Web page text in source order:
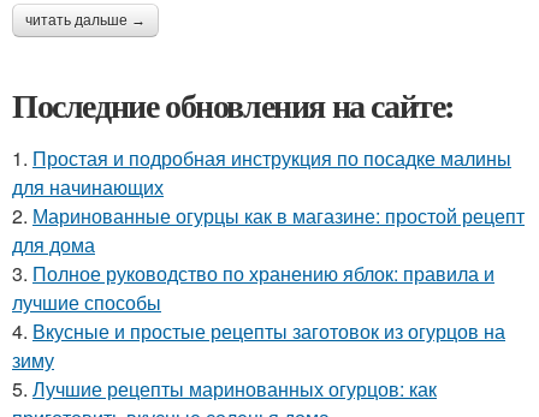
читать дальше →
Последние обновления на сайте:
1. Простая и подробная инструкция по посадке малины
для начинающих
2. Маринованные огурцы как в магазине: простой рецепт
для дома
3. Полное руководство по хранению яблок: правила и
лучшие способы
4. Вкусные и простые рецепты заготовок из огурцов на
зиму
5. Лучшие рецепты маринованных огурцов: как